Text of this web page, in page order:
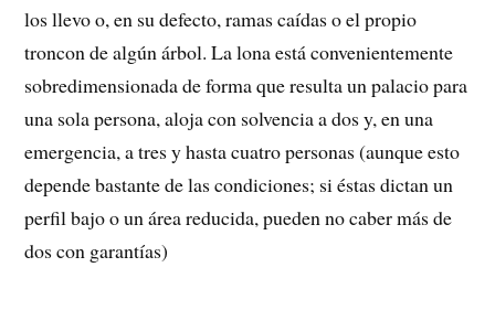
los llevo o, en su defecto, ramas caídas o el propio
troncon de algún árbol. La lona está convenientemente
sobredimensionada de forma que resulta un palacio para
una sola persona, aloja con solvencia a dos y, en una
emergencia, a tres y hasta cuatro personas (aunque esto
depende bastante de las condiciones; si éstas dictan un
perfil bajo o un área reducida, pueden no caber más de
dos con garantías)